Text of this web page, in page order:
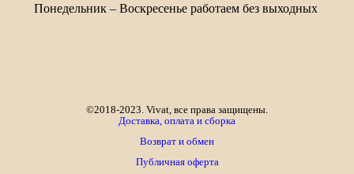
Понедельник – Воскресенье работаем без выходных
©2018-2023. Vivat, все права защищены.
Доставка, оплата и сборка
Возврат и обмен
Публичная оферта